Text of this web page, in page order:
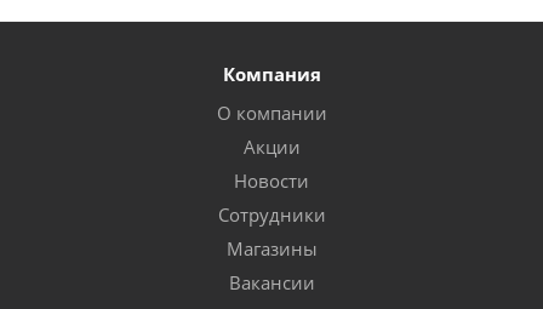
Компания
О компании
Акции
Новости
Сотрудники
Магазины
Вакансии